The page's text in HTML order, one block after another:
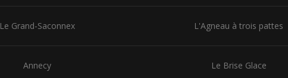
Le Grand-Saconnex L'Agneau à trois pattes
Annecy Le Brise Glace